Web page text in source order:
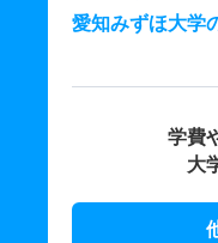
愛知みずほ大学
学費
大